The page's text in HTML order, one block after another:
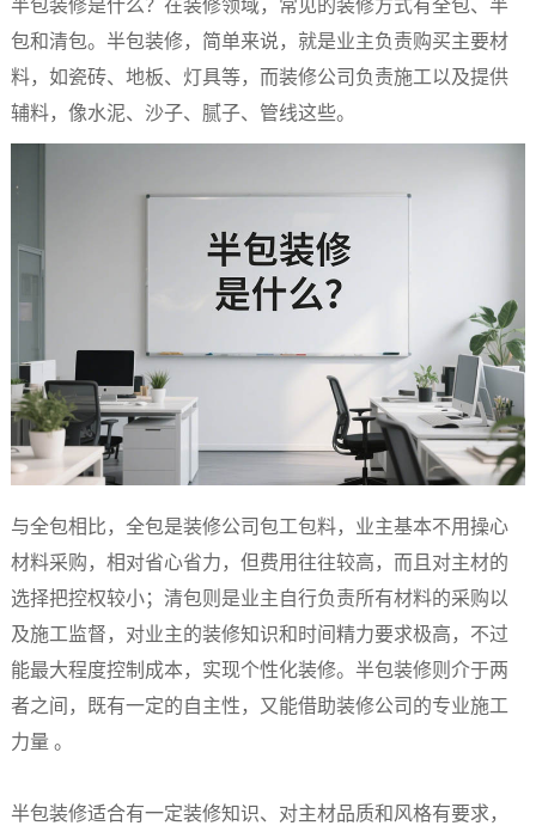
半包装修是什么？在装修领域，常见的装修方式有全包、半
包和清包。半包装修，简单来说，就是业主负责购买主要材
料，如瓷砖、地板、灯具等，而装修公司负责施工以及提供
辅料，像水泥、沙子、腻子、管线这些。​
与全包相比，全包是装修公司包工包料，业主基本不用操心
材料采购，相对省心省力，但费用往往较高，而且对主材的
选择把控权较小；清包则是业主自行负责所有材料的采购以
及施工监督，对业主的装修知识和时间精力要求极高，不过
能最大程度控制成本，实现个性化装修。半包装修则介于两
者之间，既有一定的自主性，又能借助装修公司的专业施工
力量 。​
半包装修适合有一定装修知识、对主材品质和风格有要求，